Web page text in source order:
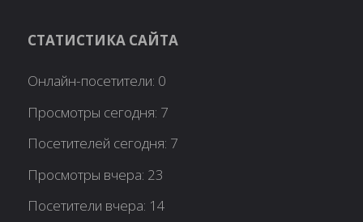
СТАТИСТИКА САЙТА
Онлайн-посетители: 0
Просмотры сегодня: 7
Посетителей сегодня: 7
Просмотры вчера: 23
Посетители вчера: 14